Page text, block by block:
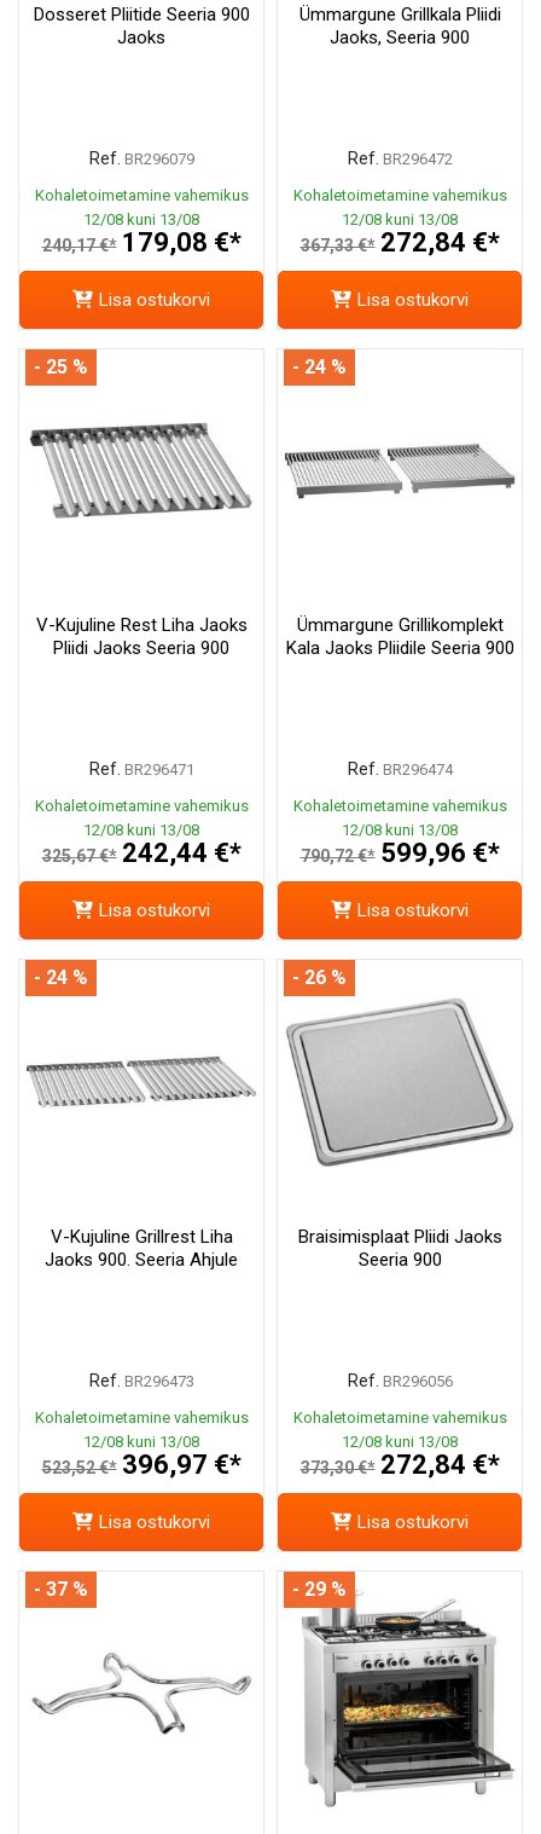
Dosseret Pliitide Seeria 900
Jaoks
Ref. BR296079
Kohaletoimetamine vahemikus
12/08 kuni 13/08
240,17 €* 179,08 €*
Lisa ostukorvi
Ümmargune Grillkala Pliidi
Jaoks, Seeria 900
Ref. BR296472
Kohaletoimetamine vahemikus
12/08 kuni 13/08
367,33 €* 272,84 €*
Lisa ostukorvi
V-Kujuline Rest Liha Jaoks
Pliidi Jaoks Seeria 900
Ref. BR296471
Kohaletoimetamine vahemikus
12/08 kuni 13/08
325,67 €* 242,44 €*
- 25 %
Lisa ostukorvi
Ümmargune Grillikomplekt
Kala Jaoks Pliidile Seeria 900
Ref. BR296474
Kohaletoimetamine vahemikus
12/08 kuni 13/08
790,72 €* 599,96 €*
- 24 %
Lisa ostukorvi
V-Kujuline Grillrest Liha
Jaoks 900. Seeria Ahjule
Ref. BR296473
Kohaletoimetamine vahemikus
12/08 kuni 13/08
523,52 €* 396,97 €*
- 24 %
Lisa ostukorvi
Braisimisplaat Pliidi Jaoks
Seeria 900
Ref. BR296056
Kohaletoimetamine vahemikus
12/08 kuni 13/08
373,30 €* 272,84 €*
- 26 %
Lisa ostukorvi
- 37 % - 29 %